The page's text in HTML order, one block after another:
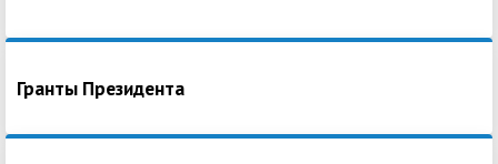
Гранты Президента